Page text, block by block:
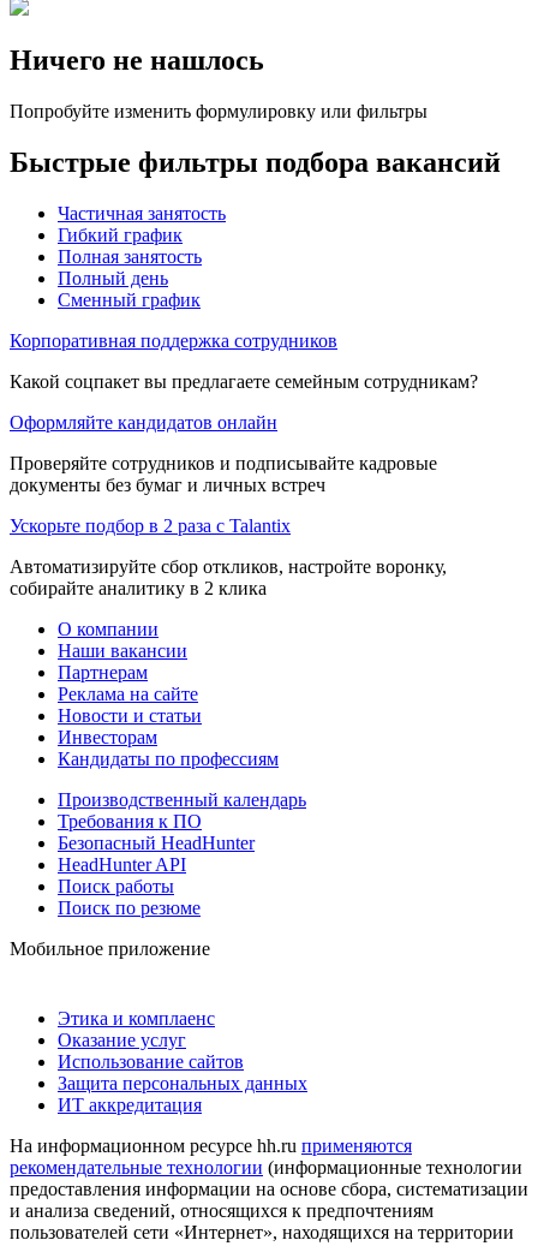
Ничего не нашлось
Попробуйте изменить формулировку или фильтры
Быстрые фильтры подбора вакансий
Частичная занятость
Гибкий график
Полная занятость
Полный день
Сменный график
Корпоративная поддержка сотрудников
Какой соцпакет вы предлагаете семейным сотрудникам?
Оформляйте кандидатов онлайн
Проверяйте сотрудников и подписывайте кадровые
документы без бумаг и личных встреч
Ускорьте подбор в 2 раза с Talantix
Автоматизируйте сбор откликов, настройте воронку,
собирайте аналитику в 2 клика
О компании
Наши вакансии
Партнерам
Реклама на сайте
Новости и статьи
Инвесторам
Кандидаты по профессиям
Производственный календарь
Требования к ПО
Безопасный HeadHunter
HeadHunter API
Поиск работы
Поиск по резюме
Мобильное приложение
Этика и комплаенс
Оказание услуг
Использование сайтов
Защита персональных данных
ИТ аккредитация
На информационном ресурсе hh.ru применяются
рекомендательные технологии (информационные технологии
предоставления информации на основе сбора, систематизации
и анализа сведений, относящихся к предпочтениям
пользователей сети «Интернет», находящихся на территории